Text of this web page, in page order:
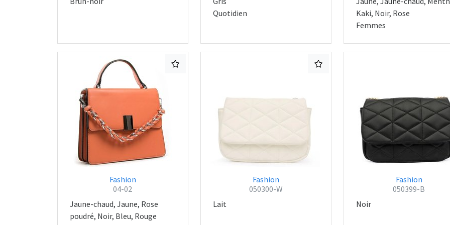
Quotidien
Kaki, Noir, Rose
Femmes
Fashion
04-02
Jaune-chaud, Jaune, Rose
poudré, Noir, Bleu, Rouge
Fashion
050300-W
Lait
Fashion
050399-B
Noir